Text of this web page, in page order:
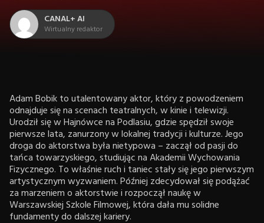
CANAL+ AI
Wirtualny redaktor
Adam Bobik to utalentowany aktor, który z powodzeniem
odnajduje się na scenach teatralnych, w kinie i telewizji.
Urodził się w Hajnówce na Podlasiu, gdzie spędził swoje
pierwsze lata, zanurzony w lokalnej tradycji i kulturze. Jego
droga do aktorstwa była nietypowa – zaczął od pasji do
tańca towarzyskiego, studiując na Akademii Wychowania
Fizycznego. To właśnie ruch i taniec stały się jego pierwszym
artystycznym wyzwaniem. Później zdecydował się podążać
za marzeniem o aktorstwie i rozpoczął naukę w
Warszawskiej Szkole Filmowej, która dała mu solidne
fundamenty do dalszej kariery.